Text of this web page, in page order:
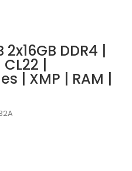
DDR4 |
|
| XMP | RAM |